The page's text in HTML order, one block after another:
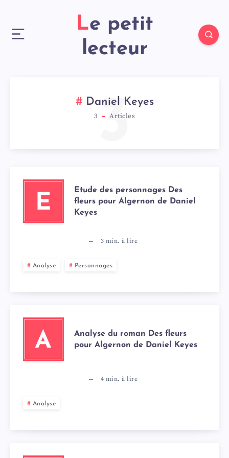
Le petit
lecteur
Daniel Keyes
3 Articles
3
E
Etude des personnages Des
fleurs pour Algernon de Daniel
Keyes
3 min. à lire
Analyse Personnages
A
Analyse du roman Des fleurs
pour Algernon de Daniel Keyes
4 min. à lire
Analyse